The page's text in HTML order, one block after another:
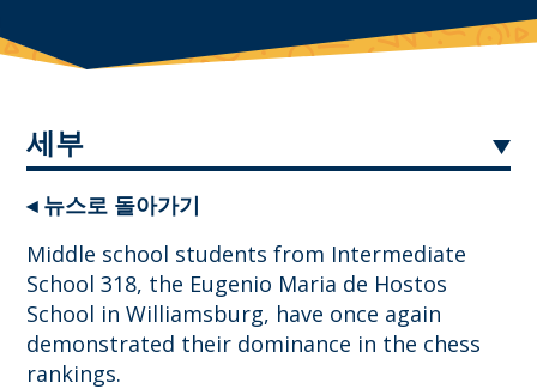
세부
◂ 뉴스로 돌아가기
Middle school students from Intermediate
School 318, the Eugenio Maria de Hostos
School in Williamsburg, have once again
demonstrated their dominance in the chess
rankings.